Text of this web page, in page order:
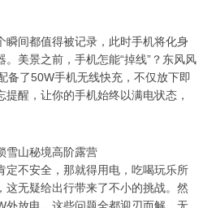
瞬间都值得被记录，此时手机将化身
美景之前，手机怎能“掉线”？东风风
备了50W手机无线快充，不仅放下即
醒，让你的手机始终以满电状态，
雪山秘境高阶露营
定不安全，那就得用电，吃喝玩乐所
这无疑给出行带来了不小的挑战。然